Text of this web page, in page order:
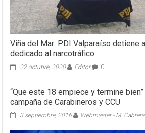
Viña del Mar: PDI Valparaíso detiene
dedicado al narcotráfico
22 octubre, 2020 Editor 0
“Que este 18 empiece y termine
campaña de Carabineros y CCU
3 septiembre, 2016 Webmaster - M. Cabrera